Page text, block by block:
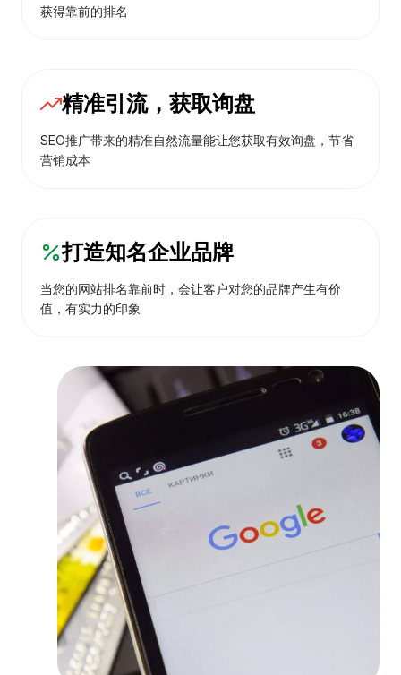
获得靠前的排名
精准引流，获取询盘
SEO推广带来的精准自然流量能让您获取有效询盘，节省
营销成本
打造知名企业品牌
当您的网站排名靠前时，会让客户对您的品牌产生有价
值，有实力的印象